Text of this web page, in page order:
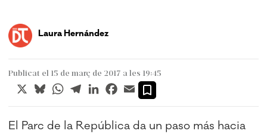
Laura Hernández
Publicat el 15 de març de 2017 a les 19:45
X BlueskyWhatsApp
TelegramLinkedInFacebook
Email
El Parc de la República da un paso más hacia